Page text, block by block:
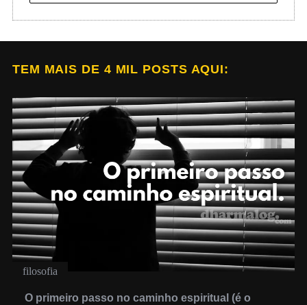
TEM MAIS DE 4 MIL POSTS AQUI:
filosofia
O primeiro passo no caminho espiritual (é o